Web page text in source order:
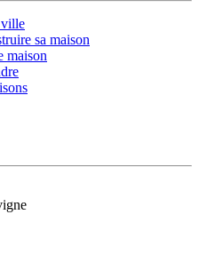
ville
sa maison
maison